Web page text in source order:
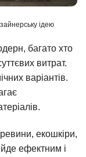
ідею
багато хто
витрат.
варіантів.
екошкіри,
ефектним і